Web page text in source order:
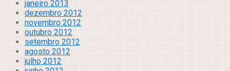
janeiro 2013
dezembro 2012
novembro 2012
outubro 2012
setembro 2012
agosto 2012
julho 2012